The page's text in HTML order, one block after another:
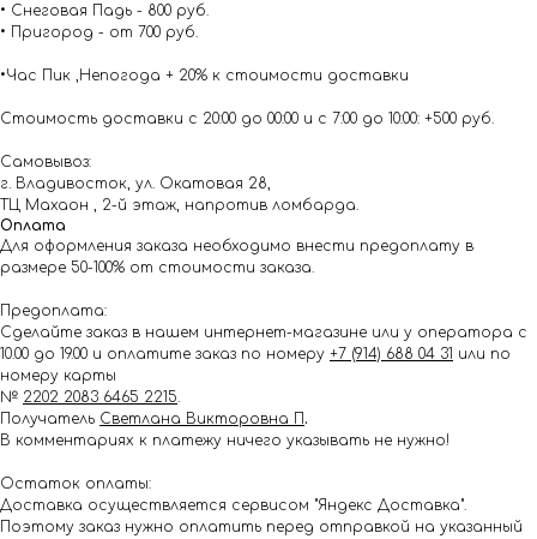
• Снеговая Падь - 800 руб.
• Пригород - от 700 руб.
•Час Пик ,Непогода + 20% к стоимости доставки
Стоимость доставки с 20:00 до 00:00 и с 7:00 до 10:00: +500 руб.
Самовывоз:
г. Владивосток, ул. Окатовая 28,
ТЦ Махаон , 2-й этаж, напротив ломбарда.
Оплата
Для оформления заказа необходимо внести предоплату в
размере 50-100% от стоимости заказа.
Предоплата:
Сделайте заказ в нашем интернет-магазине или у оператора с
10.00 до 19.00 и оплатите заказ по номеру +7 (914) 688 04 31 или по
номеру карты
№ 2202 2083 6465 2215.
Получатель Светлана Викторовна П .
В комментариях к платежу ничего указывать не нужно!
Остаток оплаты:
Доставка осуществляется сервисом "Яндекс Доставка".
Поэтому заказ нужно оплатить перед отправкой на указанный